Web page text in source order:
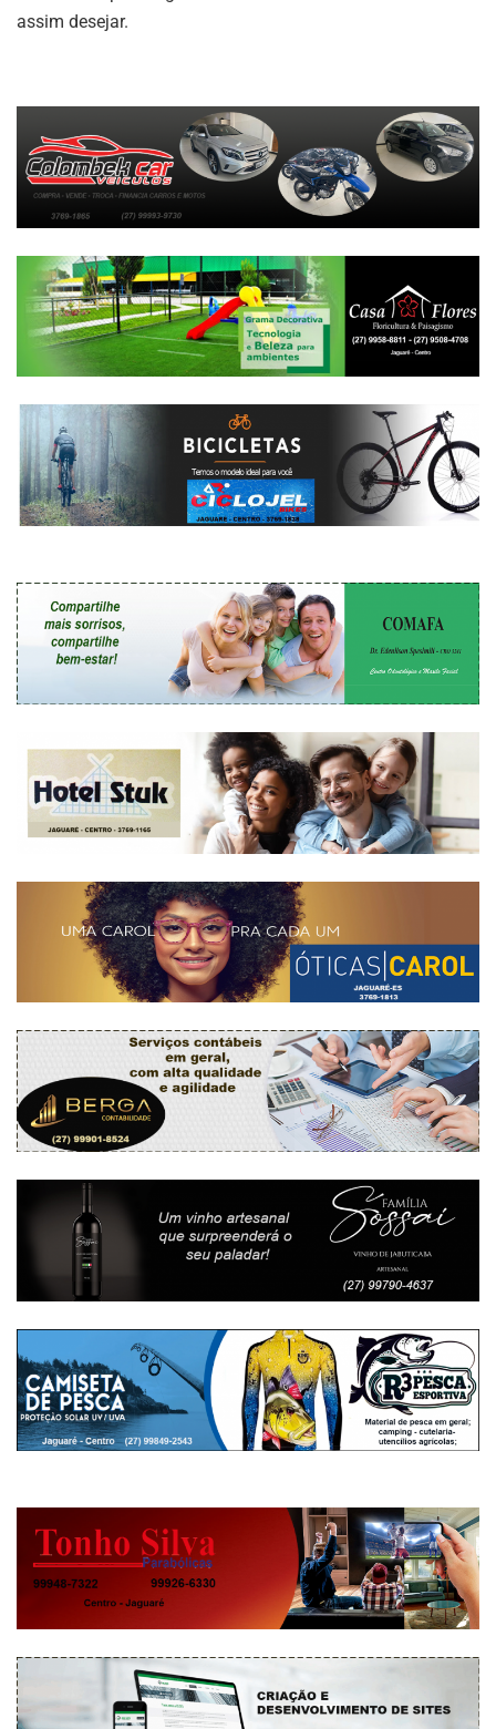
assim desejar.